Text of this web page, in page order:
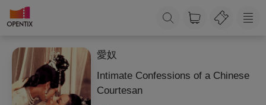
愛奴
Intimate Confessions of a Chinese
Courtesan